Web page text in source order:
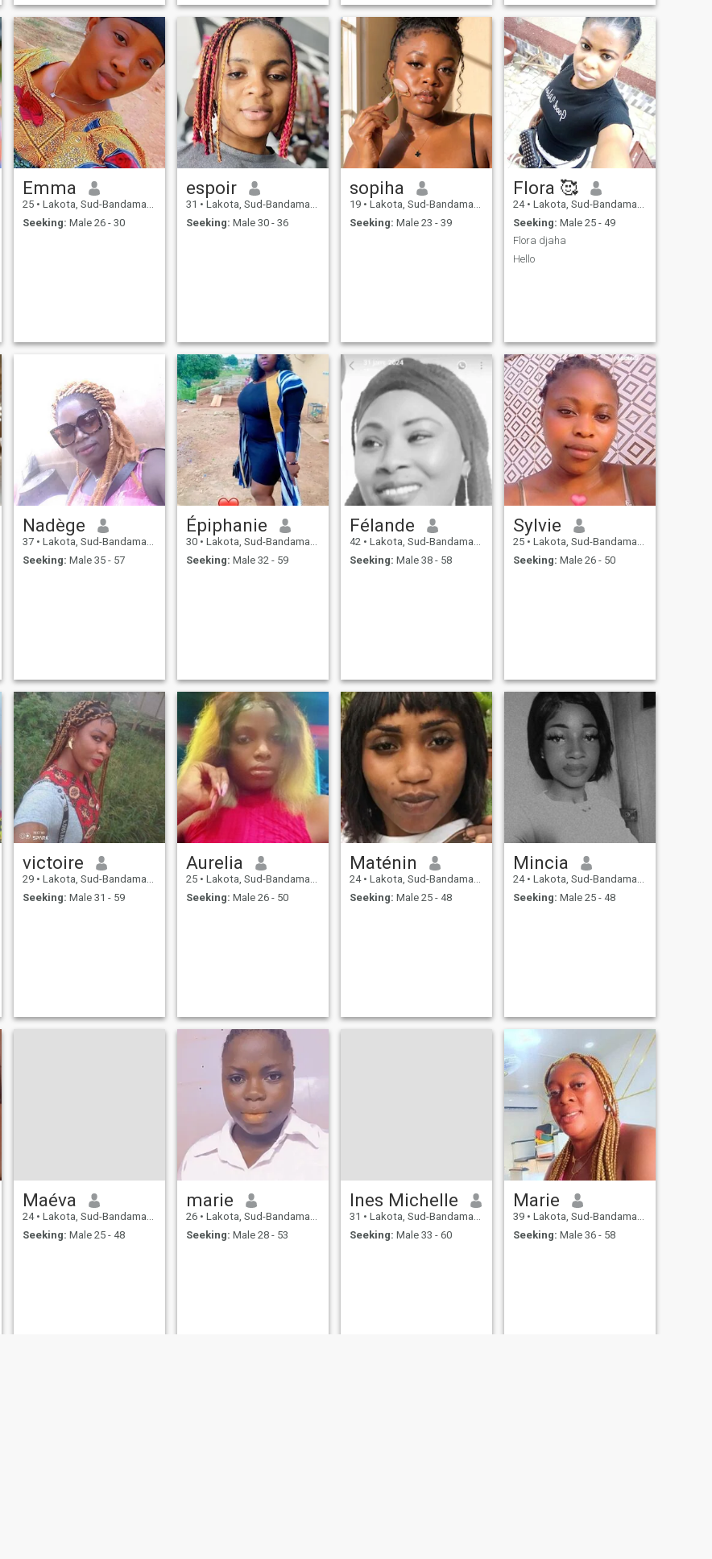
Emma
25 • Lakota, Sud-Bandama, Cote d'Ivoire
Seeking: Male 26 - 30
espoir
31 • Lakota, Sud-Bandama, Cote d'Ivoire
Seeking: Male 30 - 36
sopiha
19 • Lakota, Sud-Bandama, Cote d'Ivoire
Seeking: Male 23 - 39
Flora 🥰
24 • Lakota, Sud-Bandama, Cote d'Ivoire
Seeking: Male 25 - 49
Flora djaha
Hello
Nadège
37 • Lakota, Sud-Bandama, Cote d'Ivoire
Seeking: Male 35 - 57
Épiphanie
30 • Lakota, Sud-Bandama, Cote d'Ivoire
Seeking: Male 32 - 59
Félande
42 • Lakota, Sud-Bandama, Cote d'Ivoire
Seeking: Male 38 - 58
Sylvie
25 • Lakota, Sud-Bandama, Cote d'Ivoire
Seeking: Male 26 - 50
victoire
29 • Lakota, Sud-Bandama, Cote d'Ivoire
Seeking: Male 31 - 59
Aurelia
25 • Lakota, Sud-Bandama, Cote d'Ivoire
Seeking: Male 26 - 50
Maténin
24 • Lakota, Sud-Bandama, Cote d'Ivoire
Seeking: Male 25 - 48
Mincia
24 • Lakota, Sud-Bandama, Cote d'Ivoire
Seeking: Male 25 - 48
Maéva
24 • Lakota, Sud-Bandama, Cote d'Ivoire
Seeking: Male 25 - 48
marie
26 • Lakota, Sud-Bandama, Cote d'Ivoire
Seeking: Male 28 - 53
Ines Michelle
31 • Lakota, Sud-Bandama, Cote d'Ivoire
Seeking: Male 33 - 60
Marie
39 • Lakota, Sud-Bandama, Cote d'Ivoire
Seeking: Male 36 - 58